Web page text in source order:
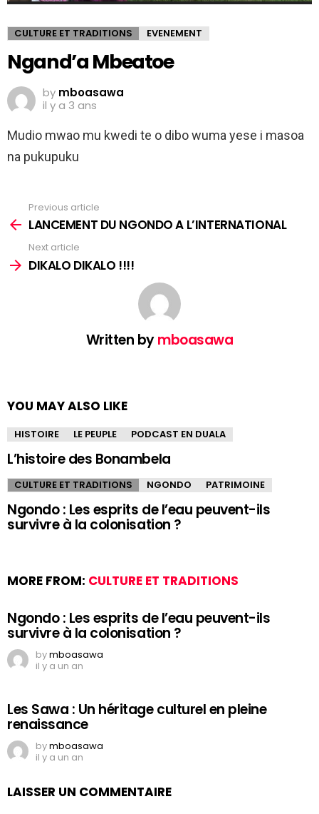
CULTURE ET TRADITIONS EVENEMENT
Ngand’a Mbeatoe
by mboasawa
il y a 3 ans
Mudio mwao mu kwedi te o dibo wuma yese i masoa
na pukupuku
more
Previous article
LANCEMENT DU NGONDO A L’INTERNATIONAL
Next article
DIKALO DIKALO !!!!
Written bymboasawa
YOU MAY ALSO LIKE
HISTOIRE LE PEUPLE PODCAST EN DUALA
L’histoire des Bonambela
CULTURE ET TRADITIONS NGONDO PATRIMOINE
Ngondo : Les esprits de l’eau peuvent-ils
survivre à la colonisation ?
MORE FROM: CULTURE ET TRADITIONS
Ngondo : Les esprits de l’eau peuvent-ils
survivre à la colonisation ?
bymboasawa
il y a un an
Les Sawa : Un héritage culturel en pleine
renaissance
bymboasawa
il y a un an
LAISSER UN COMMENTAIRE